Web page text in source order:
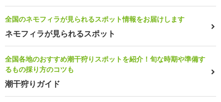
全国のネモフィラが見られるスポット情報をお届けします
ネモフィラが見られるスポット
全国各地のおすすめ潮干狩りスポットを紹介！旬な時期や準備す
るもの採り方のコツも
潮干狩りガイド